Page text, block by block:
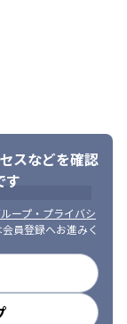
スなどを確認
す
ープ・プライバシ
員登録へお進みく